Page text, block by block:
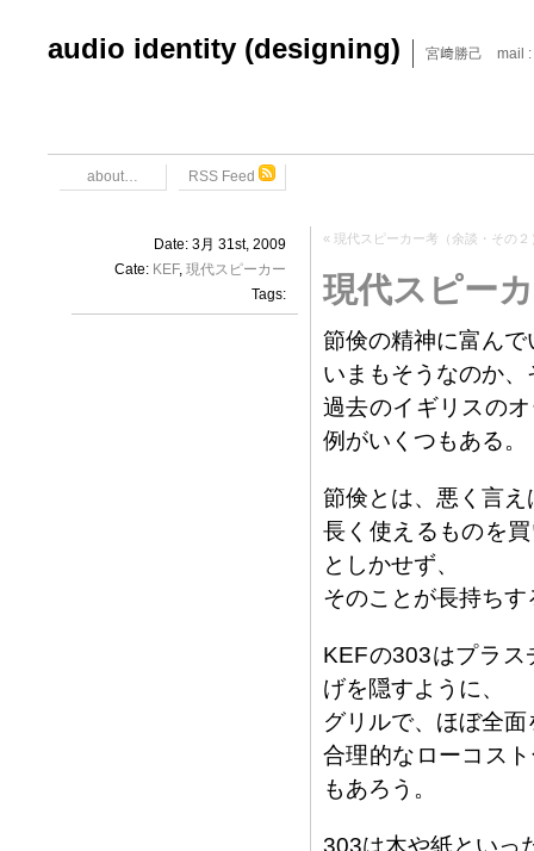
audio identity (designing) 宮﨑勝己 mail :
about… RSS Feed
Date: 3月 31st, 2009
Cate: KEF, 現代スピーカー
Tags:
« 現代スピーカー考（余談・その２
現代スピー
節倹の精神に富ん
いまもそうなのか
過去のイギリスの
例がいくつもある。
節倹とは、悪く言
長く使えるものを
としかせず、
そのことが長持ち
KEFの303はプラ
げを隠すように、
グリルで、ほぼ全
合理的なローコス
もあろう。
303は木や紙といっ